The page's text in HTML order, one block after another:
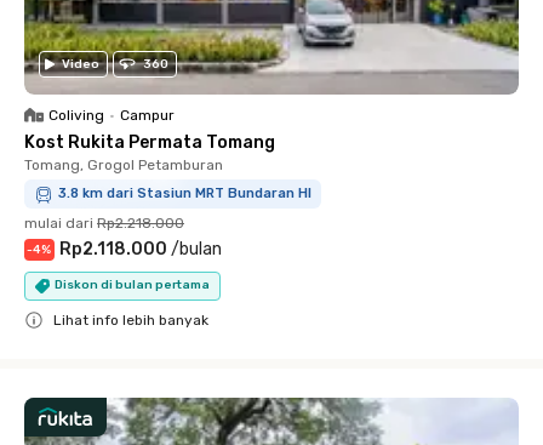
Video 360
Coliving • Campur
Kost Rukita Permata Tomang
Tomang, Grogol Petamburan
3.8 km dari Stasiun MRT Bundaran HI
mulai dari Rp2.218.000
-4% Rp2.118.000 /bulan
Diskon di bulan pertama
Lihat info lebih banyak